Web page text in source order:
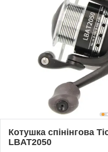
Котушка спінінгова
LBAT2050